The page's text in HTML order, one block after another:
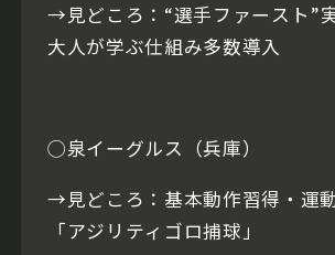
→見どころ：“選手ファースト”
大人が学ぶ仕組み多数導入
◯泉イーグルス（兵庫）
→見どころ：基本動作習得・運
「アジリティゴロ捕球」